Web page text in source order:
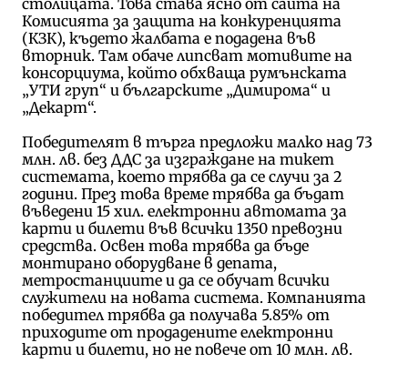
Комисията за защита на конкуренцията
(КЗК), където жалбата е подадена във
вторник. Там обаче липсват мотивите на
консорциума, който обхваща румънската
„УТИ груп“ и българските „Димирома“ и
„Декарт“.
Победителят в търга предложи малко над 73
млн. лв. без ДДС за изграждане на тикет
системата, което трябва да се случи за 2
години. През това време трябва да бъдат
въведени 15 хил. електронни автомата за
карти и билети във всички 1350 превозни
средства. Освен това трябва да бъде
монтирано оборудване в депата,
метростанциите и да се обучат всички
служители на новата система. Компанията
победител трябва да получава 5.85% от
приходите от продадените електронни
карти и билети, но не повече от 10 млн. лв.